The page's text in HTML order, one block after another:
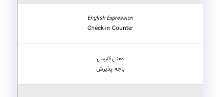
Check-in Counter
باجه پذیرش